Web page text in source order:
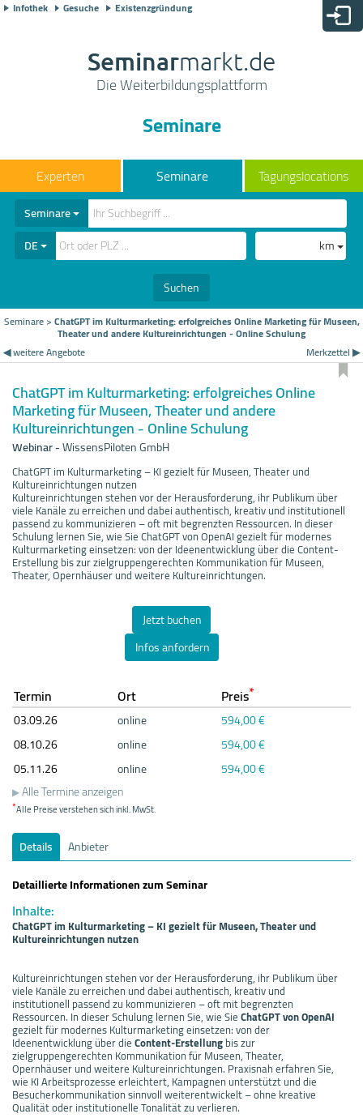
Infothek Gesuche Existenzgründung
Seminarmarkt.de
Die Weiterbildungsplattform
Seminare
Seminare Tagungslocations
Seminare
DE
km
Suchen
Seminare>ChatGPT im Kulturmarketing: erfolgreiches Online Marketing für Museen,
Theater und andere Kultureinrichtungen - Online Schulung
◀ weitere Angebote
Merkzettel ▶
ChatGPT im Kulturmarketing: erfolgreiches Online
Marketing für Museen, Theater und andere
Kultureinrichtungen - Online Schulung
Webinar-WissensPiloten GmbH
ChatGPT im Kulturmarketing – KI gezielt für Museen, Theater und
Kultureinrichtungen nutzen
Kultureinrichtungen stehen vor der Herausforderung, ihr Publikum über
viele Kanäle zu erreichen und dabei authentisch, kreativ und institutionell
passend zu kommunizieren – oft mit begrenzten Ressourcen. In dieser
Schulung lernen Sie, wie Sie ChatGPT von OpenAI gezielt für modernes
Kulturmarketing einsetzen: von der Ideenentwicklung über die Content-
Erstellung bis zur zielgruppengerechten Kommunikation für Museen,
Theater, Opernhäuser und weitere Kultureinrichtungen.
Jetzt buchen
Infos anfordern
Termin Ort Preis*
03.09.26 online
594,00 €
08.10.26 online
594,00 €
05.11.26 online
594,00 €
Alle Termine anzeigen
*Alle Preise verstehen sich inkl. MwSt.
Details
Anbieter
Detaillierte Informationen zum Seminar
Inhalte:
ChatGPT im Kulturmarketing – KI gezielt für Museen, Theater und
Kultureinrichtungen nutzen
Kultureinrichtungen stehen vor der Herausforderung, ihr Publikum über
viele Kanäle zu erreichen und dabei authentisch, kreativ und
institutionell passend zu kommunizieren – oft mit begrenzten
Ressourcen. In dieser Schulung lernen Sie, wie SieChatGPT von OpenAI
gezielt für modernes Kulturmarketing einsetzen: von der
Ideenentwicklung über dieContent-Erstellungbis zur
zielgruppengerechten Kommunikation für Museen, Theater,
Opernhäuser und weitere Kultureinrichtungen. Praxisnah erfahren Sie,
wie KI Arbeitsprozesse erleichtert, Kampagnen unterstützt und die
Besucherkommunikation sinnvoll weiterentwickelt – ohne kreative
Qualität oder institutionelle Tonalität zu verlieren.